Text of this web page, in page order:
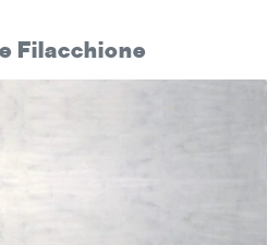
Filacchione